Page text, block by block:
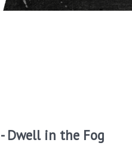
Dwell in the Fog